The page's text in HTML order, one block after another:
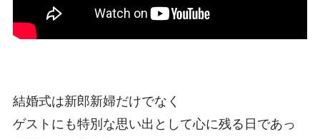
結婚式は新郎新婦だけでなく
ゲストにも特別な思い出として心に残る日であっ